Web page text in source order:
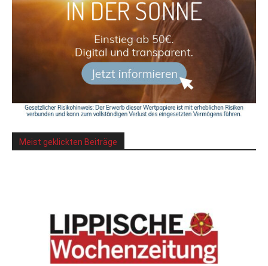
Meist geklickten Beiträge